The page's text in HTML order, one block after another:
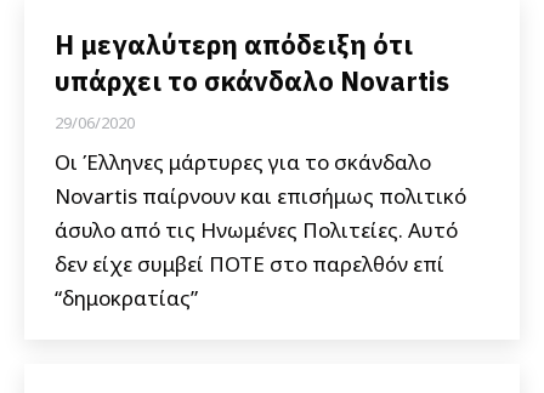
Η μεγαλύτερη απόδειξη ότι
υπάρχει το σκάνδαλο Novartis
29/06/2020
Οι Έλληνες μάρτυρες για το σκάνδαλο
Novartis παίρνουν και επισήμως πολιτικό
άσυλο από τις Ηνωμένες Πολιτείες. Αυτό
δεν είχε συμβεί ΠΟΤΕ στο παρελθόν επί
“δημοκρατίας”